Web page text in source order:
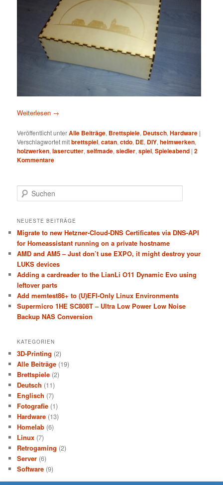
Weiterlesen →
Veröffentlicht unterAlle Beiträge, Brettspiele, Deutsch,Hardware |
Verschlagwortet mitbrettspiel,catan,ctdo, DE, DIY,heimwerken,
holzwerken,lasercutter,selfmade,siedler,spiel,Spieleabend |2
Kommentare
u
h
n
NEUESTE BEITRÄGE
Migrate to new Hetzner-Cloud-DNS Certificates via DNS-API
for Homeassistant running on a private hostname
AMD and AM5 – Just don’t use EXPO, it might destroy your
LUKS devices
Adding a cardreader to the LianLi O11 Dynamic Evo using
leftover parts
Add memtest86+ to (U)EFI-Only Linux Environments
Supermicro 1HE SC808T – Ultra Low Power Low Noise
Backup NAS Conversion
KATEGORIEN
3D-Printing (2)
Alle Beiträge (19)
Brettspiele (2)
Deutsch (11)
Englisch (7)
Fotografie (1)
Hardware (13)
Homelab (6)
Linux (7)
Retrogaming (2)
Server (6)
Software (9)